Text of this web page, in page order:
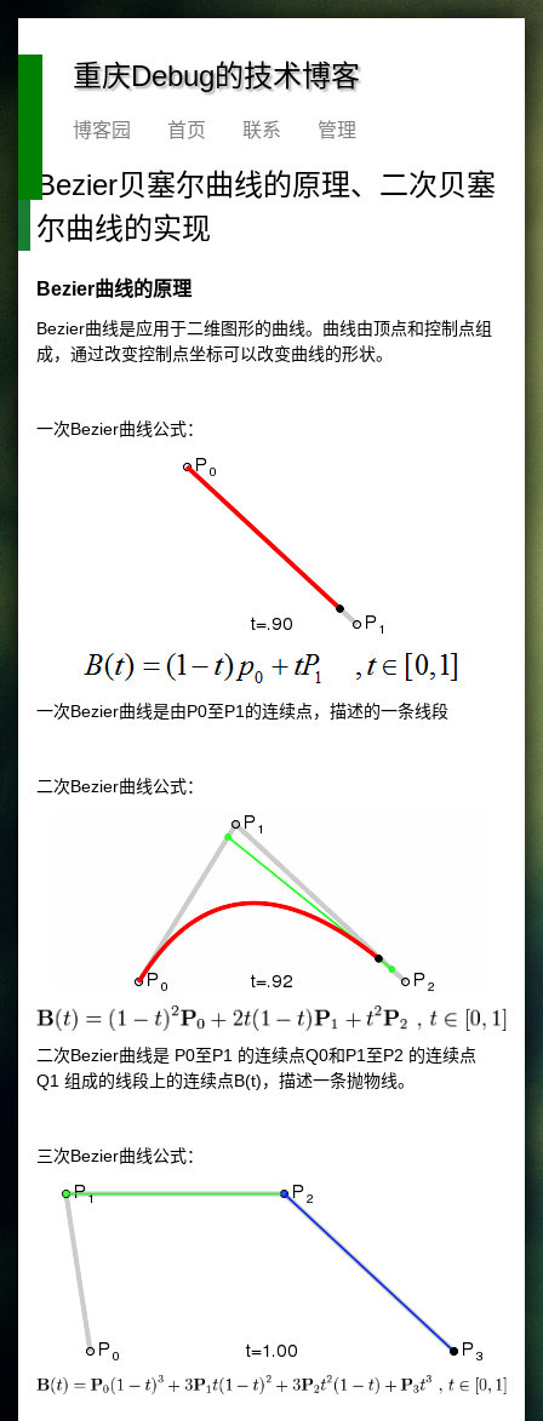
重庆Debug的技术博客
博客园 首页 联系 管理
Bezier贝塞尔曲线的原理、二次贝塞
尔曲线的实现
Bezier曲线的原理
Bezier曲线是应用于二维图形的曲线。曲线由顶点和控制点组
成，通过改变控制点坐标可以改变曲线的形状。
一次Bezier曲线公式：
一次Bezier曲线是由P0至P1的连续点，描述的一条线段
二次Bezier曲线公式：
二次Bezier曲线是 P0至P1 的连续点Q0和P1至P2 的连续点
Q1 组成的线段上的连续点B(t)，描述一条抛物线。
三次Bezier曲线公式：